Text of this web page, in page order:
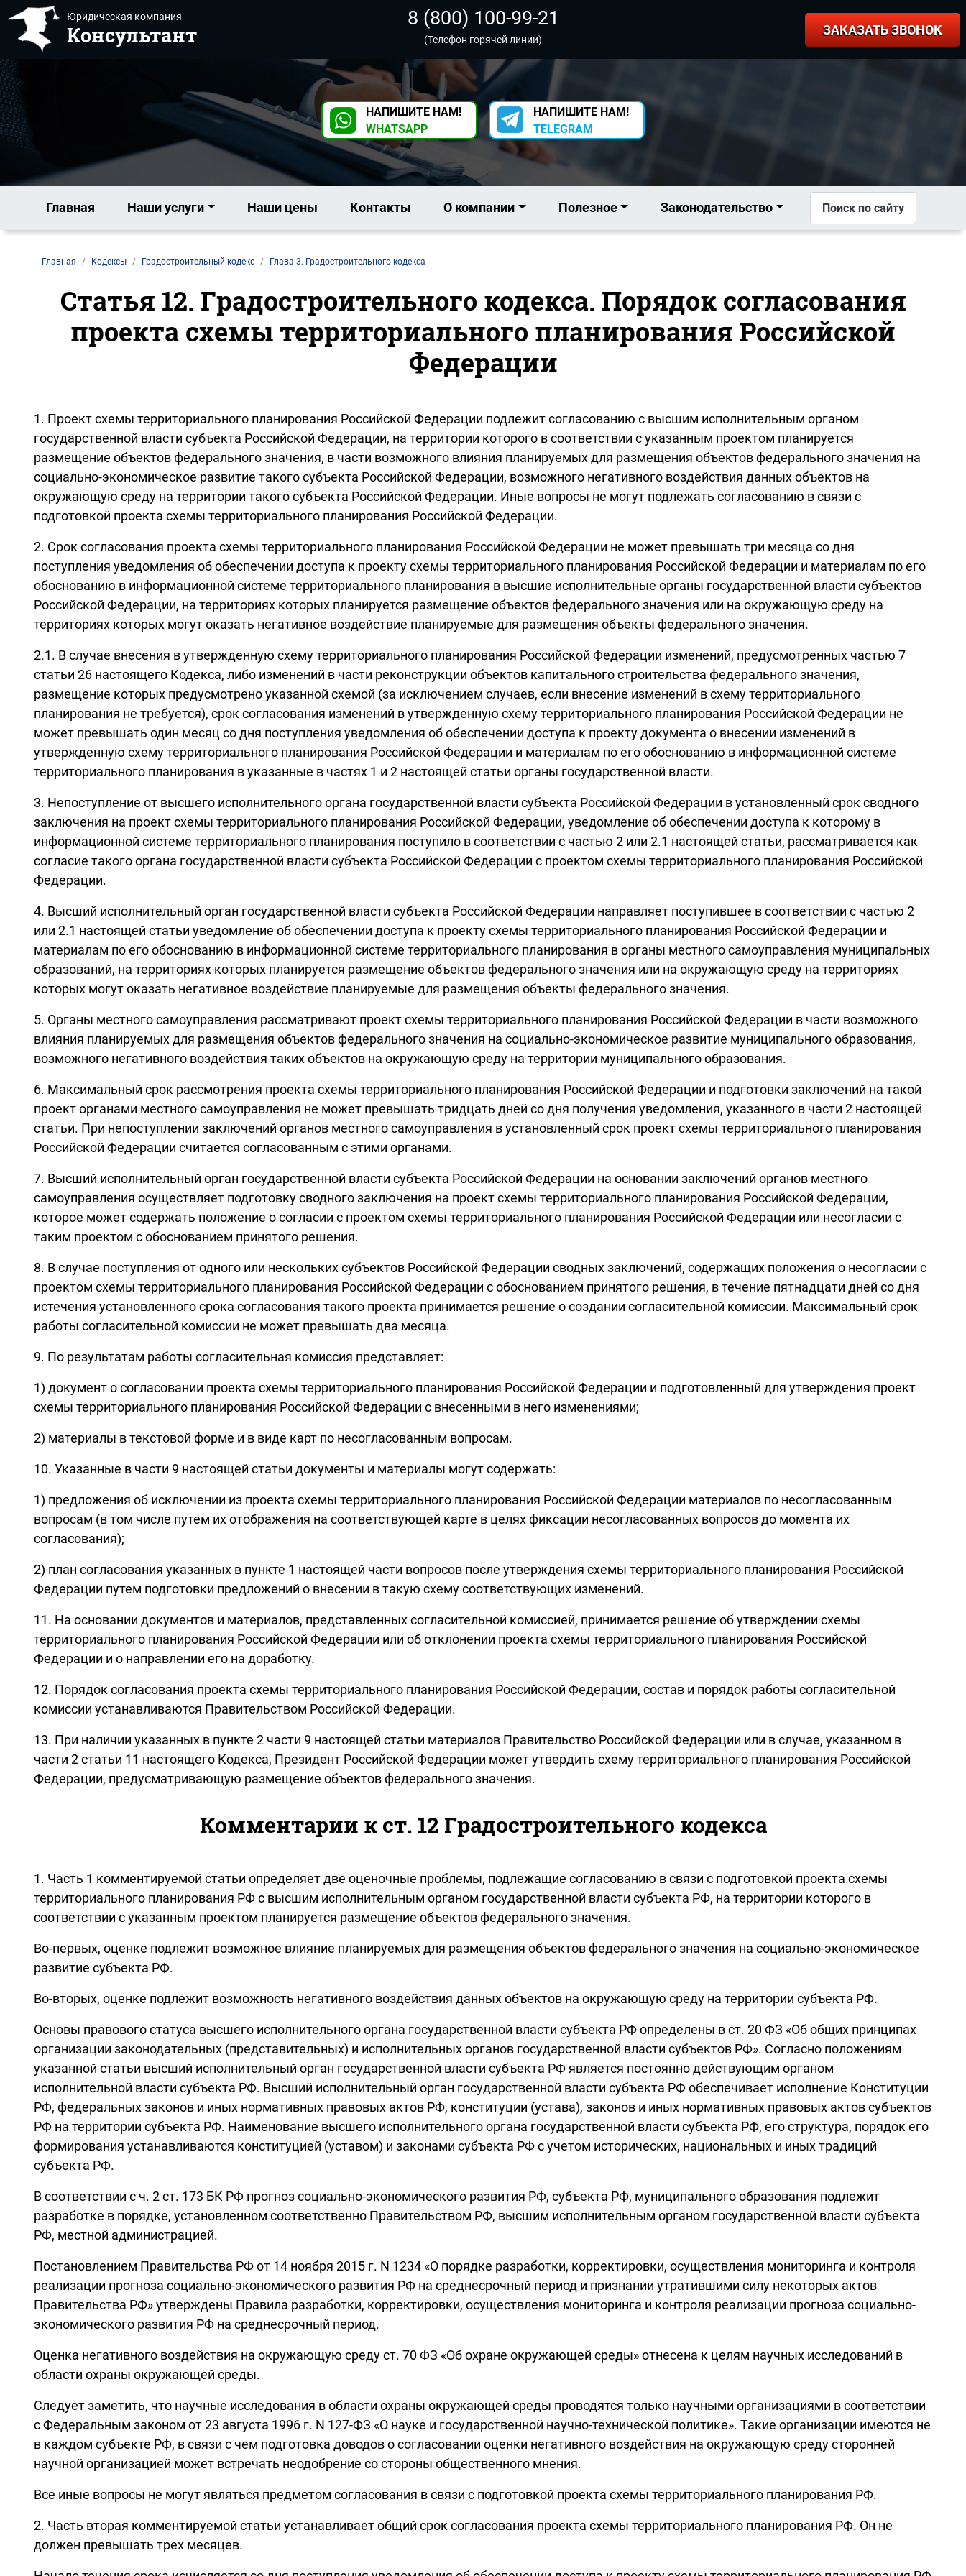
Юридическая компания
Консультант
8 (800) 100-99-21
(Телефон горячей линии)
ЗАКАЗАТЬ ЗВОНОК
НАПИШИТЕ НАМ!
WHATSAPP
НАПИШИТЕ НАМ!
TELEGRAM
Главная Наши услуги Наши цены Контакты О компании Полезное Законодательство Поиск по сайту
Главная Кодексы Градостроительный кодекс Глава 3. Градостроительного кодекса
Статья 12. Градостроительного кодекса. Порядок согласования
проекта схемы территориального планирования Российской
Федерации
1. Проект схемы территориального планирования Российской Федерации подлежит согласованию с высшим исполнительным органом
государственной власти субъекта Российской Федерации, на территории которого в соответствии с указанным проектом планируется
размещение объектов федерального значения, в части возможного влияния планируемых для размещения объектов федерального значения на
социально-экономическое развитие такого субъекта Российской Федерации, возможного негативного воздействия данных объектов на
окружающую среду на территории такого субъекта Российской Федерации. Иные вопросы не могут подлежать согласованию в связи с
подготовкой проекта схемы территориального планирования Российской Федерации.
2. Срок согласования проекта схемы территориального планирования Российской Федерации не может превышать три месяца со дня
поступления уведомления об обеспечении доступа к проекту схемы территориального планирования Российской Федерации и материалам по его
обоснованию в информационной системе территориального планирования в высшие исполнительные органы государственной власти субъектов
Российской Федерации, на территориях которых планируется размещение объектов федерального значения или на окружающую среду на
территориях которых могут оказать негативное воздействие планируемые для размещения объекты федерального значения.
2.1. В случае внесения в утвержденную схему территориального планирования Российской Федерации изменений, предусмотренных частью 7
статьи 26 настоящего Кодекса, либо изменений в части реконструкции объектов капитального строительства федерального значения,
размещение которых предусмотрено указанной схемой (за исключением случаев, если внесение изменений в схему территориального
планирования не требуется), срок согласования изменений в утвержденную схему территориального планирования Российской Федерации не
может превышать один месяц со дня поступления уведомления об обеспечении доступа к проекту документа о внесении изменений в
утвержденную схему территориального планирования Российской Федерации и материалам по его обоснованию в информационной системе
территориального планирования в указанные в частях 1 и 2 настоящей статьи органы государственной власти.
3. Непоступление от высшего исполнительного органа государственной власти субъекта Российской Федерации в установленный срок сводного
заключения на проект схемы территориального планирования Российской Федерации, уведомление об обеспечении доступа к которому в
информационной системе территориального планирования поступило в соответствии с частью 2 или 2.1 настоящей статьи, рассматривается как
согласие такого органа государственной власти субъекта Российской Федерации с проектом схемы территориального планирования Российской
Федерации.
4. Высший исполнительный орган государственной власти субъекта Российской Федерации направляет поступившее в соответствии с частью 2
или 2.1 настоящей статьи уведомление об обеспечении доступа к проекту схемы территориального планирования Российской Федерации и
материалам по его обоснованию в информационной системе территориального планирования в органы местного самоуправления муниципальных
образований, на территориях которых планируется размещение объектов федерального значения или на окружающую среду на территориях
которых могут оказать негативное воздействие планируемые для размещения объекты федерального значения.
5. Органы местного самоуправления рассматривают проект схемы территориального планирования Российской Федерации в части возможного
влияния планируемых для размещения объектов федерального значения на социально-экономическое развитие муниципального образования,
возможного негативного воздействия таких объектов на окружающую среду на территории муниципального образования.
6. Максимальный срок рассмотрения проекта схемы территориального планирования Российской Федерации и подготовки заключений на такой
проект органами местного самоуправления не может превышать тридцать дней со дня получения уведомления, указанного в части 2 настоящей
статьи. При непоступлении заключений органов местного самоуправления в установленный срок проект схемы территориального планирования
Российской Федерации считается согласованным с этими органами.
7. Высший исполнительный орган государственной власти субъекта Российской Федерации на основании заключений органов местного
самоуправления осуществляет подготовку сводного заключения на проект схемы территориального планирования Российской Федерации,
которое может содержать положение о согласии с проектом схемы территориального планирования Российской Федерации или несогласии с
таким проектом с обоснованием принятого решения.
8. В случае поступления от одного или нескольких субъектов Российской Федерации сводных заключений, содержащих положения о несогласии с
проектом схемы территориального планирования Российской Федерации с обоснованием принятого решения, в течение пятнадцати дней со дня
истечения установленного срока согласования такого проекта принимается решение о создании согласительной комиссии. Максимальный срок
работы согласительной комиссии не может превышать два месяца.
9. По результатам работы согласительная комиссия представляет:
1) документ о согласовании проекта схемы территориального планирования Российской Федерации и подготовленный для утверждения проект
схемы территориального планирования Российской Федерации с внесенными в него изменениями;
2) материалы в текстовой форме и в виде карт по несогласованным вопросам.
10. Указанные в части 9 настоящей статьи документы и материалы могут содержать:
1) предложения об исключении из проекта схемы территориального планирования Российской Федерации материалов по несогласованным
вопросам (в том числе путем их отображения на соответствующей карте в целях фиксации несогласованных вопросов до момента их
согласования);
2) план согласования указанных в пункте 1 настоящей части вопросов после утверждения схемы территориального планирования Российской
Федерации путем подготовки предложений о внесении в такую схему соответствующих изменений.
11. На основании документов и материалов, представленных согласительной комиссией, принимается решение об утверждении схемы
территориального планирования Российской Федерации или об отклонении проекта схемы территориального планирования Российской
Федерации и о направлении его на доработку.
12. Порядок согласования проекта схемы территориального планирования Российской Федерации, состав и порядок работы согласительной
комиссии устанавливаются Правительством Российской Федерации.
13. При наличии указанных в пункте 2 части 9 настоящей статьи материалов Правительство Российской Федерации или в случае, указанном в
части 2 статьи 11 настоящего Кодекса, Президент Российской Федерации может утвердить схему территориального планирования Российской
Федерации, предусматривающую размещение объектов федерального значения.
Комментарии к ст. 12 Градостроительного кодекса
1. Часть 1 комментируемой статьи определяет две оценочные проблемы, подлежащие согласованию в связи с подготовкой проекта схемы
территориального планирования РФ с высшим исполнительным органом государственной власти субъекта РФ, на территории которого в
соответствии с указанным проектом планируется размещение объектов федерального значения.
Во-первых, оценке подлежит возможное влияние планируемых для размещения объектов федерального значения на социально-экономическое
развитие субъекта РФ.
Во-вторых, оценке подлежит возможность негативного воздействия данных объектов на окружающую среду на территории субъекта РФ.
Основы правового статуса высшего исполнительного органа государственной власти субъекта РФ определены в ст. 20 ФЗ «Об общих принципах
организации законодательных (представительных) и исполнительных органов государственной власти субъектов РФ». Согласно положениям
указанной статьи высший исполнительный орган государственной власти субъекта РФ является постоянно действующим органом
исполнительной власти субъекта РФ. Высший исполнительный орган государственной власти субъекта РФ обеспечивает исполнение Конституции
РФ, федеральных законов и иных нормативных правовых актов РФ, конституции (устава), законов и иных нормативных правовых актов субъектов
РФ на территории субъекта РФ. Наименование высшего исполнительного органа государственной власти субъекта РФ, его структура, порядок его
формирования устанавливаются конституцией (уставом) и законами субъекта РФ с учетом исторических, национальных и иных традиций
субъекта РФ.
В соответствии с ч. 2 ст. 173 БК РФ прогноз социально-экономического развития РФ, субъекта РФ, муниципального образования подлежит
разработке в порядке, установленном соответственно Правительством РФ, высшим исполнительным органом государственной власти субъекта
РФ, местной администрацией.
Постановлением Правительства РФ от 14 ноября 2015 г. N 1234 «О порядке разработки, корректировки, осуществления мониторинга и контроля
реализации прогноза социально-экономического развития РФ на среднесрочный период и признании утратившими силу некоторых актов
Правительства РФ» утверждены Правила разработки, корректировки, осуществления мониторинга и контроля реализации прогноза социально-
экономического развития РФ на среднесрочный период.
Оценка негативного воздействия на окружающую среду ст. 70 ФЗ «Об охране окружающей среды» отнесена к целям научных исследований в
области охраны окружающей среды.
Следует заметить, что научные исследования в области охраны окружающей среды проводятся только научными организациями в соответствии
с Федеральным законом от 23 августа 1996 г. N 127-ФЗ «О науке и государственной научно-технической политике». Такие организации имеются не
в каждом субъекте РФ, в связи с чем подготовка доводов о согласовании оценки негативного воздействия на окружающую среду сторонней
научной организацией может встречать неодобрение со стороны общественного мнения.
Все иные вопросы не могут являться предметом согласования в связи с подготовкой проекта схемы территориального планирования РФ.
2. Часть вторая комментируемой статьи устанавливает общий срок согласования проекта схемы территориального планирования РФ. Он не
должен превышать трех месяцев.